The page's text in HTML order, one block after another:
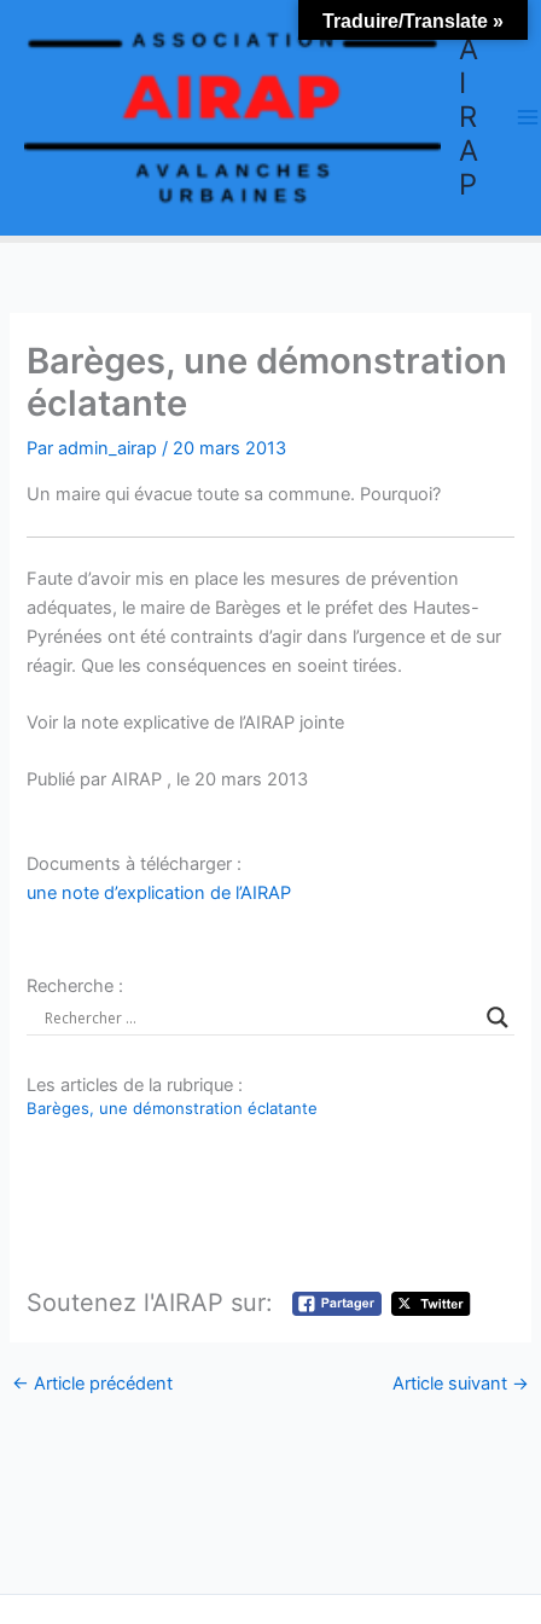
A
I
R
A
P
Barèges, une démonstration
éclatante
Paradmin_airap/ 20 mars 2013
Un maire qui évacue toute sa commune. Pourquoi?
Faute d’avoir mis en place les mesures de prévention
adéquates, le maire de Barèges et le préfet des Hautes-
Pyrénées ont été contraints d’agir dans l’urgence et de sur
réagir. Que les conséquences en soeint tirées.
Voir la note explicative de l’AIRAP jointe
Publié par AIRAP , le 20 mars 2013
Documents à télécharger :
une note d’explication de l’AIRAP
Recherche :
Les articles de la rubrique :
Barèges, une démonstration éclatante
Soutenez l'AIRAP sur:
← Article précédent Article suivant →
Traduire/Translate »